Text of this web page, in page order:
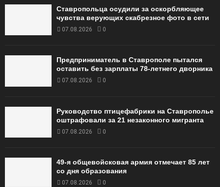
Ставропольца осудили за оскорбляющее
чувства верующих скабрезное фото в сети
07.08.2026 0
Предприниматель в Ставрополе пытался
оставить без зарплаты 78-летнего дворника
07.08.2026 0
Руководство птицефабрики на Ставрополье
оштрафовали за 21 незаконного мигранта
07.08.2026 0
49‑я общевойсковая армия отмечает 85 лет
со дня образования
07.08.2026 0